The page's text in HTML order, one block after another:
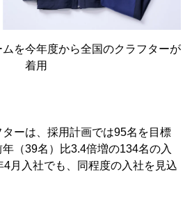
を今年度から全国のクラフターが
着用
ーは、採用計画では95名を目標
（39名）比3.4倍増の134名の入
月入社でも、同程度の入社を見込